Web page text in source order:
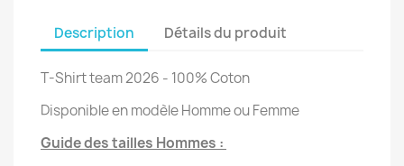
Description Détails du produit
T-Shirt team 2026 - 100% Coton
Disponible en modèle Homme ou Femme
Guide des tailles Hommes :